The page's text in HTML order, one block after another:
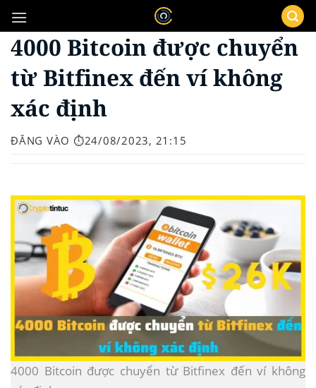
qua
nội
4000 Bitcoin được chuyển
từ Bitfinex đến ví không
xác định
ĐĂNG VÀO ⏱️24/08/2023, 21:15
4000 Bitcoin được chuyển từ Bitfinex đến ví không